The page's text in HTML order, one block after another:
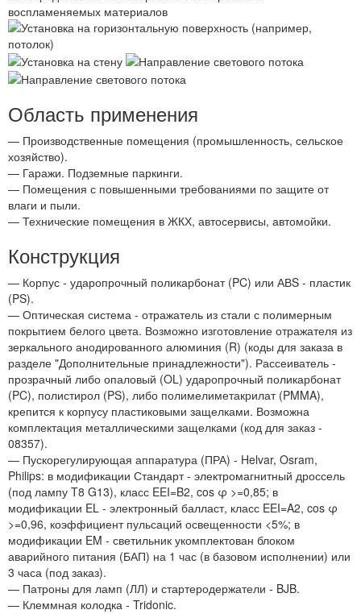
Область применения
— Производственные помещения (промышленность, сельское
хозяйство).
— Гаражи. Подземные паркинги.
— Помещения с повышенными требованиями по защите от
влаги и пыли.
— Технические помещения в ЖКХ, автосервисы, автомойки.
Конструкция
— Корпус - ударопрочный поликарбонат (PC) или АВS - пластик
(PS).
— Оптическая система - отражатель из стали с полимерным
покрытием белого цвета. Возможно изготовление отражателя из
зеркального анодированного алюминия (R) (коды для заказа в
разделе "Дополнительные принадлежности"). Рассеиватель -
прозрачный либо опаловый (OL) ударопрочный поликарбонат
(PC), полистирол (PS), либо полимелиметакрилат (PMMA),
крепится к корпусу пластиковыми защелками. Возможна
комплектация металлическими защелками (код для заказ -
08357).
— Пускорегулирующая аппаратура (ПРА) - Helvar, Osram,
Philips: в модификации Стандарт - электромагнитный дроссель
(под лампу T8 G13), класс EEI=B2, cos φ >=0,85; в
модификации EL - электронный балласт, класс EEI=A2, cos φ
>=0,96, коэффициент пульсаций освещенности <5%; в
модификации EM - светильник укомплектован блоком
аварийного питания (БАП) на 1 час (в базовом исполнении) или
3 часа (под заказ).
— Патроны для ламп (ЛЛ) и стартеродержатели - BJB.
— Клеммная колодка - Tridonic.